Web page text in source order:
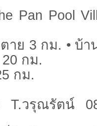
Pan Pool
าย 3 กม. • บ้า
กม.
กม.
T.วรุณรัตน์